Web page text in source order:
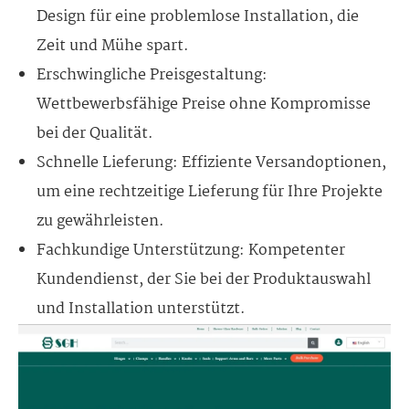
Design für eine problemlose Installation, die
Zeit und Mühe spart.
Erschwingliche Preisgestaltung:
Wettbewerbsfähige Preise ohne Kompromisse
bei der Qualität.
Schnelle Lieferung: Effiziente Versandoptionen,
um eine rechtzeitige Lieferung für Ihre Projekte
zu gewährleisten.
Fachkundige Unterstützung: Kompetenter
Kundendienst, der Sie bei der Produktauswahl
und Installation unterstützt.